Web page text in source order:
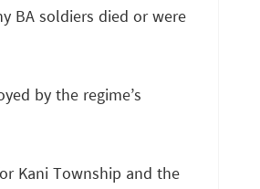
BA soldiers died or were
by the regime’s
Kani Township and the